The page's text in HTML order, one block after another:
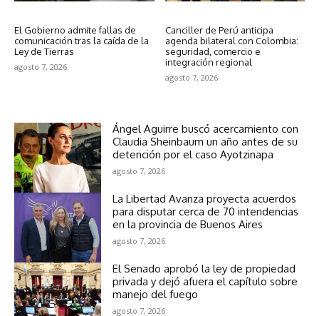
El Gobierno admite fallas de
comunicación tras la caída de la
Ley de Tierras
agosto 7, 2026
Canciller de Perú anticipa
agenda bilateral con Colombia:
seguridad, comercio e
integración regional
agosto 7, 2026
Ángel Aguirre buscó acercamiento con
Claudia Sheinbaum un año antes de su
detención por el caso Ayotzinapa
agosto 7, 2026
La Libertad Avanza proyecta acuerdos
para disputar cerca de 70 intendencias
en la provincia de Buenos Aires
agosto 7, 2026
El Senado aprobó la ley de propiedad
privada y dejó afuera el capítulo sobre
manejo del fuego
agosto 7, 2026